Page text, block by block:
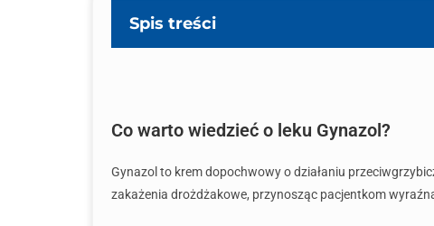
Spis treści
Co warto wiedzieć o leku Gynazol?
Gynazol to krem dopochwowy o działaniu
zakażenia drożdżakowe, przynosząc pacjentkom